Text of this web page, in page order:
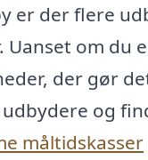
er der flere
Uanset om du
der gør
og
måltidskasser